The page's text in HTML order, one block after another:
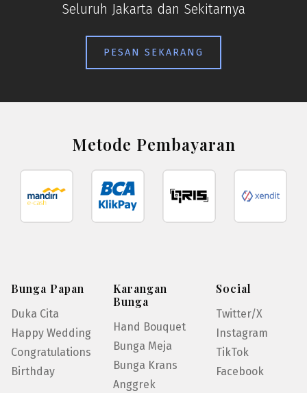
Seluruh Jakarta dan Sekitarnya
PESAN SEKARANG
Metode Pembayaran
Bunga Papan
Duka Cita
Happy Wedding
Congratulations
Birthday
Karangan
Bunga
Hand Bouquet
Bunga Meja
Bunga Krans
Anggrek
Social
Twitter/X
Instagram
TikTok
Facebook